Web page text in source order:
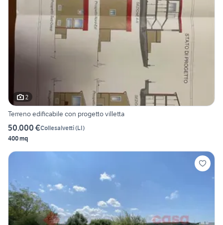
2
Terreno edificabile con progetto villetta
50.000 €Collesalvetti(LI)
400 mq